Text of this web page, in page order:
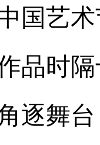
国艺
品时
逐舞